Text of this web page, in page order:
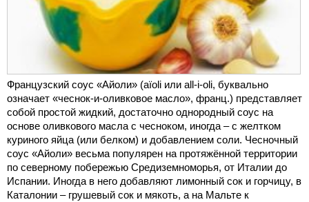
Французский соус «Айоли» (aïoli или all-i-oli, буквально
означает «чеснок-и-оливковое масло», франц.) представляет
собой простой жидкий, достаточно однородный соус на
основе оливкового масла с чесноком, иногда – с желтком
куриного яйца (или белком) и добавлением соли. Чесночный
соус «Айоли» весьма популярен на протяжённой территории
по северному побережью Средиземноморья, от Италии до
Испании. Иногда в него добавляют лимонный сок и горчицу, в
Каталонии – грушевый сок и мякоть, а на Мальте к